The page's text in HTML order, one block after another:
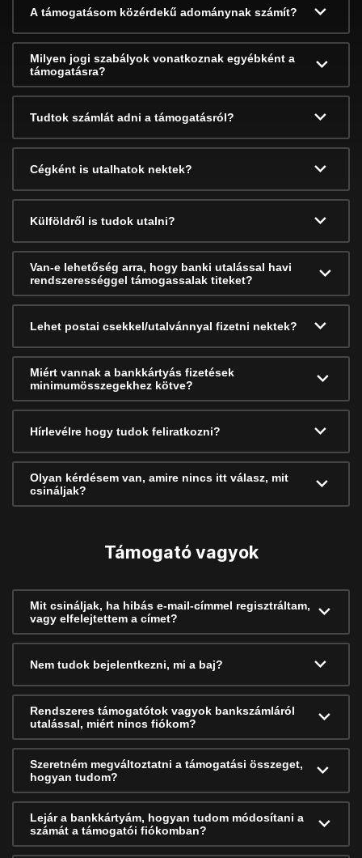
A támogatásom közérdekű adománynak számít?
Milyen jogi szabályok vonatkoznak egyébként a
támogatásra?
Tudtok számlát adni a támogatásról?
Cégként is utalhatok nektek?
Külföldről is tudok utalni?
Van-e lehetőség arra, hogy banki utalással havi
rendszerességgel támogassalak titeket?
Lehet postai csekkel/utalvánnyal fizetni nektek?
Miért vannak a bankkártyás fizetések
minimumösszegekhez kötve?
Hírlevélre hogy tudok feliratkozni?
Olyan kérdésem van, amire nincs itt válasz, mit
csináljak?
Támogató vagyok
Mit csináljak, ha hibás e-mail-címmel regisztráltam,
vagy elfelejtettem a címet?
Nem tudok bejelentkezni, mi a baj?
Rendszeres támogatótok vagyok bankszámláról
utalással, miért nincs fiókom?
Szeretném megváltoztatni a támogatási összeget,
hogyan tudom?
Lejár a bankkártyám, hogyan tudom módosítani a
számát a támogatói fiókomban?